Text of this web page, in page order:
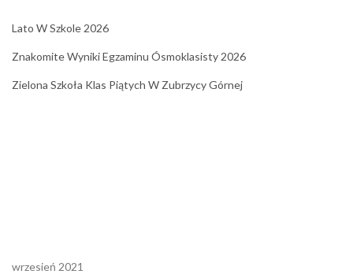
Lato W Szkole 2026
Znakomite Wyniki Egzaminu Ósmoklasisty 2026
Zielona Szkoła Klas Piątych W Zubrzycy Górnej
wrzesień 2021